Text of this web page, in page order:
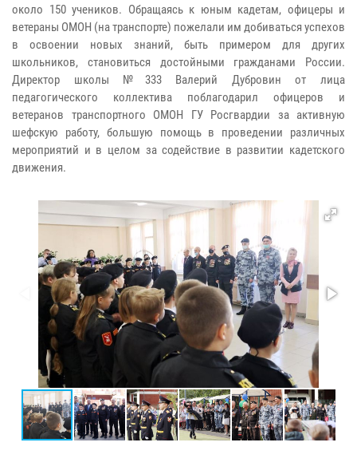
около 150 учеников. Обращаясь к юным кадетам, офицеры и
ветераны ОМОН (на транспорте) пожелали им добиваться успехов
в освоении новых знаний, быть примером для других
школьников, становиться достойными гражданами России.
Директор школы №333 Валерий Дубровин от лица
педагогического коллектива поблагодарил офицеров и
ветеранов транспортного ОМОН ГУ Росгвардии за активную
шефскую работу, большую помощь в проведении различных
мероприятий и в целом за содействие в развитии кадетского
движения.